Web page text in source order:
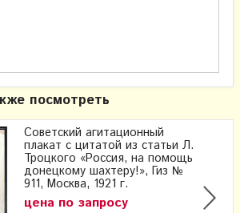
посмотреть
Советский агитационный
плакат с цитатой из статьи Л.
Троцкого «Россия, на помощь
донецкому шахтеру!», Гиз №
911, Москва, 1921 г.
цена по запросу